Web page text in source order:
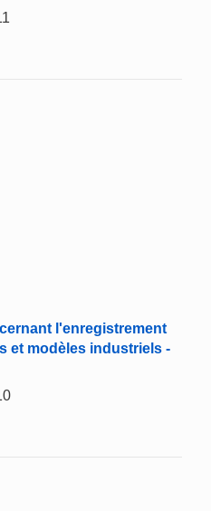
l'enregistrement
et modèles industriels -